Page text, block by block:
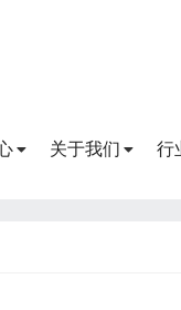
关于我们 行